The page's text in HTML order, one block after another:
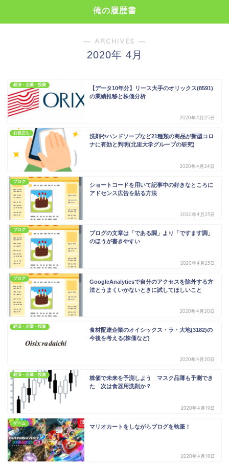
俺の履歴書
― ARCHIVES ―
2020年 4月
経済・企業・投資
【データ10年分】リース大手のオリックス(8591)
の業績推移と株価分析
2020年4月25日
お役立ち
洗剤やハンドソープなど21種類の商品が新型コロ
ナに有効と判明(北里大学グループの研究)
2020年4月24日
ブログ
ショートコードを用いて記事中の好きなところに
アドセンス広告を貼る方法
2020年4月23日
ブログ
ブログの文章は「である調」より「ですます調」
のほうが書きやすい
2020年4月23日
ブログ
GoogleAnalyticsで自分のアクセスを除外する方
法とうまくいかないときに試してほしいこと
2020年4月20日
経済・企業・投資
食材配達企業のオイシックス・ラ・大地(3182)の
今後を考える(株価など)
2020年4月20日
経済・企業・投資
株価で未来を予測しよう マスク品薄も予測でき
た 次は食器用洗剤か？
2020年4月19日
ゲーム
マリオカートをしながらブログを執筆！
2020年4月18日